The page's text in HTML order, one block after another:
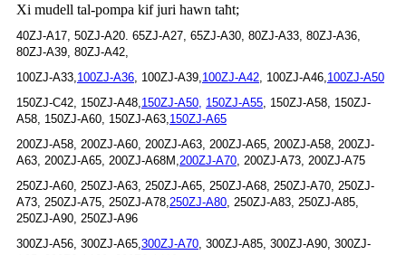
Xi mudell tal-pompa kif juri hawn taħt;
40ZJ-A17, 50ZJ-A20. 65ZJ-A27, 65ZJ-A30, 80ZJ-A33, 80ZJ-A36,
80ZJ-A39, 80ZJ-A42,
100ZJ-A33, 100ZJ-A36 , 100ZJ-A39, 100ZJ-A42 , 100ZJ-A46, 100ZJ-A50
150ZJ-C42, 150ZJ-A48, 150ZJ-A50, 150ZJ-A55 , 150ZJ-A58, 150ZJ-
A58, 150ZJ-A60, 150ZJ-A63, 150ZJ-A65
200ZJ-A58, 200ZJ-A60, 200ZJ-A63, 200ZJ-A65, 200ZJ-A58, 200ZJ-
A63, 200ZJ-A65, 200ZJ-A68M, 200ZJ-A70 , 200ZJ-A73, 200ZJ-A75
250ZJ-A60, 250ZJ-A63, 250ZJ-A65, 250ZJ-A68, 250ZJ-A70, 250ZJ-
A73, 250ZJ-A75, 250ZJ-A78, 250ZJ-A80 , 250ZJ-A83, 250ZJ-A85,
250ZJ-A90, 250ZJ-A96
300ZJ-A56, 300ZJ-A65, 300ZJ-A70 , 300ZJ-A85, 300ZJ-A90, 300ZJ-